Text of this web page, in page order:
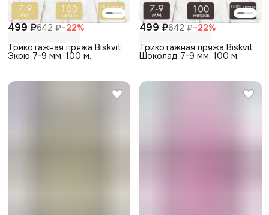
499 ₽642 ₽−22%
Трикотажная пряжа Biskvit
Экрю 7-9 мм. 100 м.
499 ₽642 ₽−22%
Трикотажная пряжа Biskvit
Шоколад 7-9 мм. 100 м.